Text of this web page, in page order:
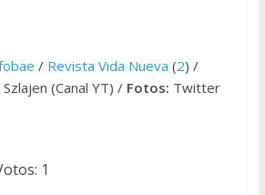
/ Revista Vida Nueva (2) /
(Canal YT) / Fotos: Twitter
1